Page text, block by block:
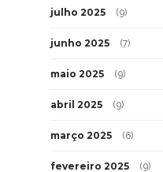
julho 2025 (9)
junho 2025 (7)
maio 2025 (9)
abril 2025 (9)
março 2025 (6)
fevereiro 2025 (9)